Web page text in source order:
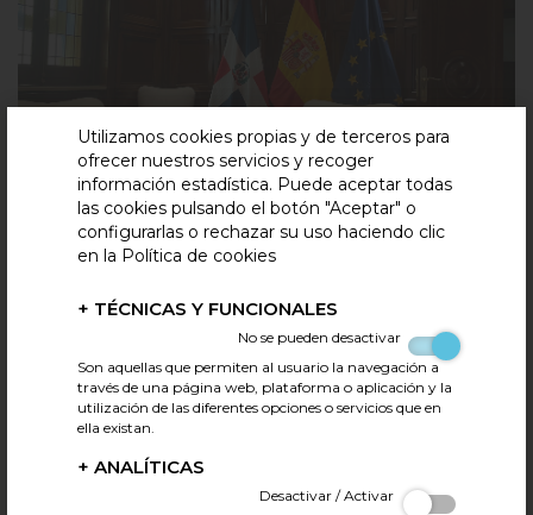
comercio internacional.
Desde FECIC hemos participado esta mañana en una
reunión de trabajo con la Dirección General de
Medicamentos, Alimentos y Productos Sanitarios
(DIGEMAPS) de la República Dominicana, en el marco de la
visita técnica que la institución está realizando a España con
el apoyo de la Embajada de España en República
Utilizamos cookies propias y de terceros para
ofrecer nuestros servicios y recoger
información estadística. Puede aceptar todas
las cookies pulsando el botón "Aceptar" o
configurarlas o rechazar su uso haciendo clic
en la Política de cookies
+ TÉCNICAS Y FUNCIONALES
No se pueden desactivar
Son aquellas que permiten al usuario la navegación a
través de una página web, plataforma o aplicación y la
utilización de las diferentes opciones o servicios que en
ella existan.
+ ANALÍTICAS
Desactivar / Activar